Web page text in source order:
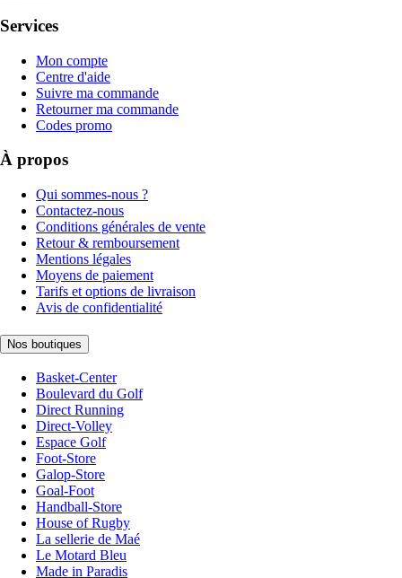
Services
Mon compte
Centre d'aide
Suivre ma commande
Retourner ma commande
Codes promo
À propos
Qui sommes-nous ?
Contactez-nous
Conditions générales de vente
Retour & remboursement
Mentions légales
Moyens de paiement
Tarifs et options de livraison
Avis de confidentialité
Nos boutiques
Basket-Center
Boulevard du Golf
Direct Running
Direct-Volley
Espace Golf
Foot-Store
Galop-Store
Goal-Foot
Handball-Store
House of Rugby
La sellerie de Maé
Le Motard Bleu
Made in Paradis